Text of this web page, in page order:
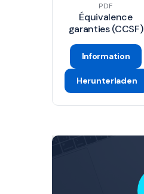
PDF
Équivalence
garanties (CCSF)
Information
Herunterladen